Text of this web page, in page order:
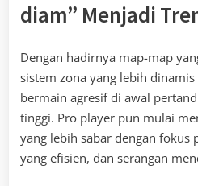
diam” Menjadi
Dengan hadirnya map-map
sistem zona yang lebih
bermain agresif di awal
tinggi. Pro player pun mulai
yang lebih sabar dengan fokus
yang efisien, dan serangan